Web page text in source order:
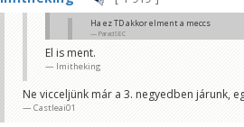
Ha ez TD akkor elment a meccs
ParadSEC
TD
KeyG
El is ment.
Imitheking
Ne vicceljünk már a 3. negyedben járunk,
Castleai01